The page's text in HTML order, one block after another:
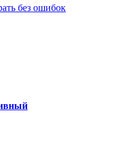
без ошибок